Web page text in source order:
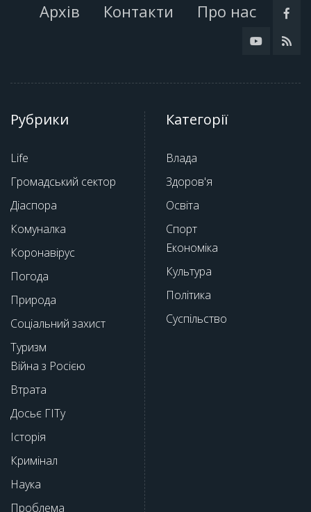
Архів Контакти Про нас
Рубрики
Life
Громадський сектор
Діаспора
Комуналка
Коронавірус
Погода
Природа
Соціальний захист
Туризм
Війна з Росією
Втрата
Досьє ГІТу
Історія
Кримінал
Наука
Проблема
Категорії
Влада
Здоров'я
Освіта
Спорт
Економіка
Культура
Політика
Суспільство